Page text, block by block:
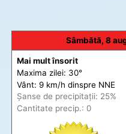
Sâmbătă, 8
Mai mult însorit
Maxima zilei: 30°
Vânt: 9 km/h dinspre NNE
Șanse de precipitații: 25%
Cantitate precip.: 0